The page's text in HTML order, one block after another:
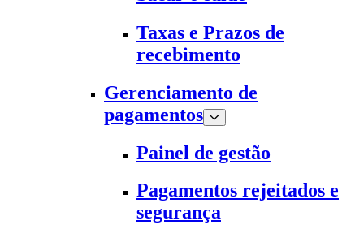
Taxas e Prazos de
recebimento
Gerenciamento de
pagamentos
Painel de gestão
Pagamentos rejeitados e
segurança